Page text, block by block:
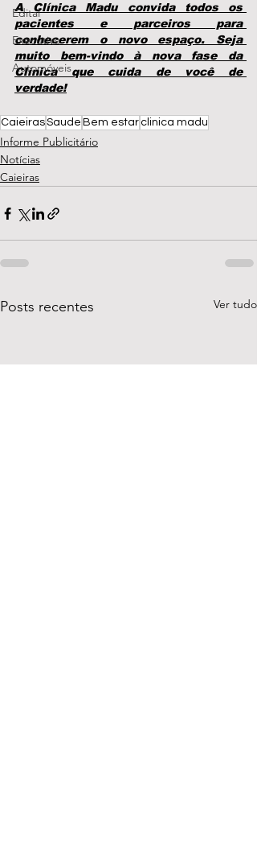
Edital
Executivo
Automóveis
A Clínica Madu convida todos os
pacientes e parceiros para
conhecerem o novo espaço. Seja
muito bem-vindo à nova fase da
Clínica que cuida de você de
verdade!
CaieirasSaude Bem estar clinica madu
Informe Publicitário
Notícias
Caieiras
Posts recentes Ver tudo